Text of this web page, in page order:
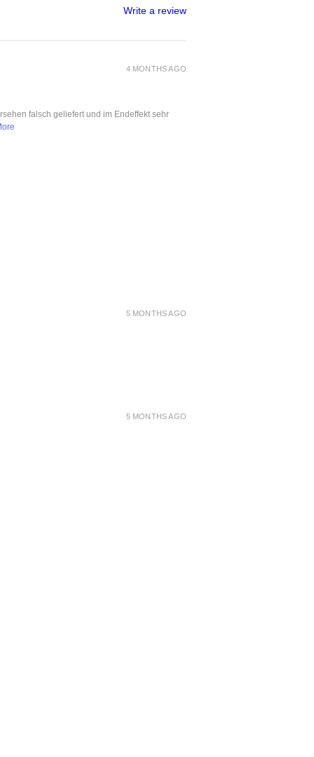
Write a review
4 MONTHS AGO
falsch geliefert und im Endeffekt sehr
5 MONTHS AGO
5 MONTHS AGO